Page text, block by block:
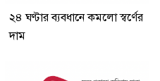
২৪ ঘণ্টার ব্যবধানে কমলো স্বর্ণের
দাম